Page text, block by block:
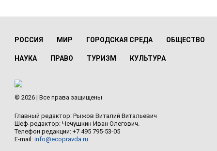
РОССИЯ МИР ГОРОДСКАЯ СРЕДА ОБЩЕСТВО
НАУКА ПРАВО ТУРИЗМ КУЛЬТУРА
© 2026 | Все права защищены
Главный редактор: Рыжов Виталий Витальевич
Шеф-редактор: Чечушкин Иван Олегович.
Телефон редакции: +7 495 795-53-05
E-mail: info@ecopravda.ru